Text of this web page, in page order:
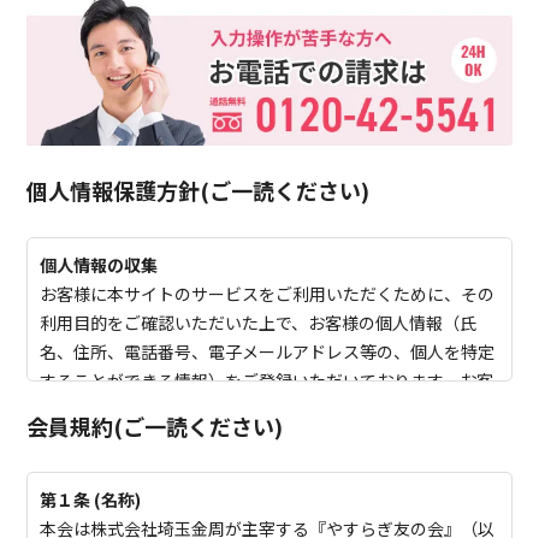
個人情報保護方針(ご一読ください)
個人情報の収集
お客様に本サイトのサービスをご利用いただくために、その
利用目的をご確認いただいた上で、お客様の個人情報（氏
名、住所、電話番号、電子メールアドレス等の、個人を特定
することができる情報）をご登録いただいております。お客
失、破壊、及び漏洩等が起きぬよう、弊社で厳重に管理いた
します。
個人情報の利用方法について
ご登録いただいた個人情報は、弊社からより良いサービスを
会員規約(ご一読ください)
第１条 (名称)
本会は株式会社埼玉金周が主宰する『やすらぎ友の会』（以